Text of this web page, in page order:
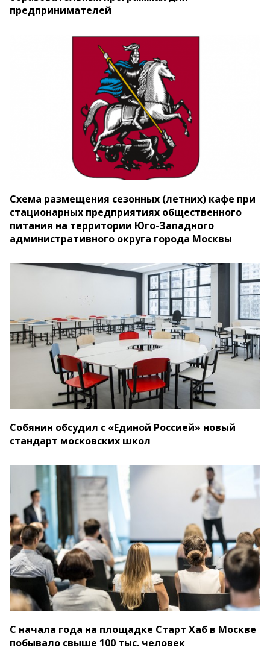
предпринимателей
Схема размещения сезонных (летних) кафе при
стационарных предприятиях общественного
питания на территории Юго-Западного
административного округа города Москвы
Собянин обсудил с «Единой Россией» новый
стандарт московских школ
C начала года на площадке Старт Хаб в Москве
побывало свыше 100 тыс. человек